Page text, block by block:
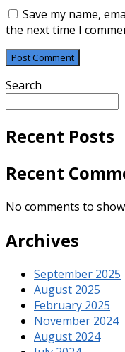
Save my name,
the next time I
Search
Recent Posts
Recent
No comments to
Archives
September 2025
August 2025
February 2025
November 2024
August 2024